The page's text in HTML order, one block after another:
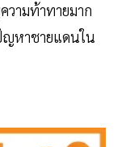
ามท้าทายมาก
ญหาชายแดนใน